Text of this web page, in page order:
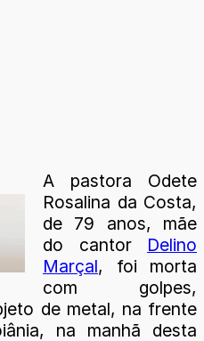
A pastora Odete
Rosalina da Costa,
de 79 anos, mãe
do cantor Delino
Marçal, foi morta
com golpes,
de metal, na frente
na manhã desta